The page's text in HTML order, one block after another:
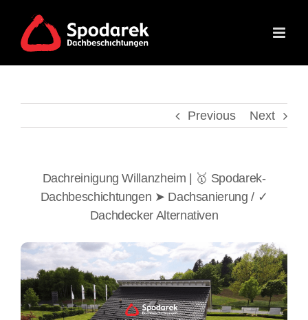
content
Previous Next
Dachreinigung Willanzheim | 🥇 Spodarek-
Dachbeschichtungen ➤ Dachsanierung / ✓
Dachdecker Alternativen